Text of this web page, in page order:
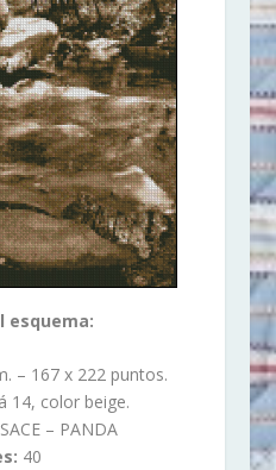
esquema:
– 167 x 222 puntos.
14, color beige.
– PANDA
40